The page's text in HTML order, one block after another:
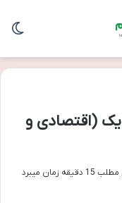
(اقتصادی و
زمان میبرد